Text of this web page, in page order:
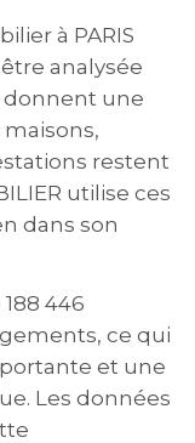
à PARIS
être analysée
donnent une
restent
utilise ces
dans son
446
ce qui
et une
Les données